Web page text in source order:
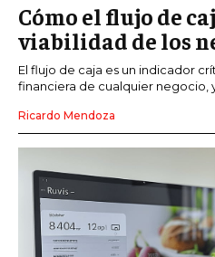
Cómo el flujo de
viabilidad de los
El flujo de caja es un indicador
financiera de cualquier negocio,
Ricardo Mendoza